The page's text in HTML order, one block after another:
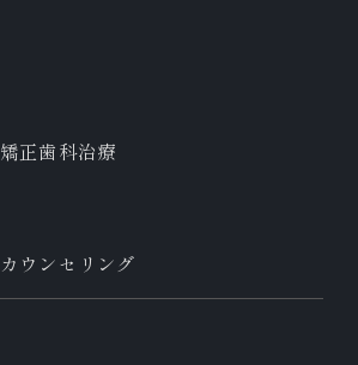
矯正歯科治療
カウンセリング